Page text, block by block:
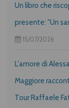
Un libro che
presente: "Un
15/07/2026
L'amore di
Maggiore
Tour Raffaele